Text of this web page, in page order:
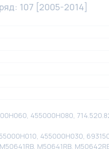
107 [2005-2014]
455000H080,
455000H030,
M50641RB,